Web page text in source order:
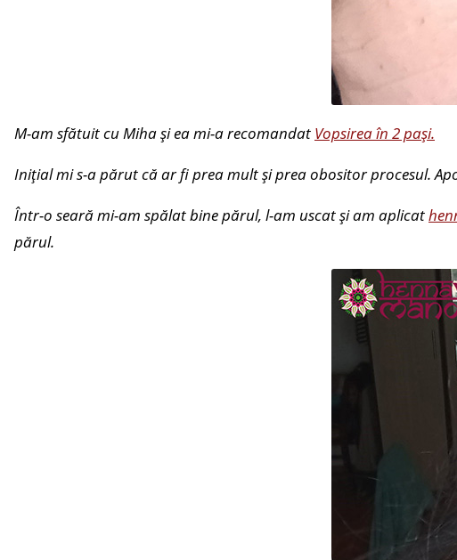
M-am sfătuit cu Miha și ea mi-a recomandat Vopsirea în 2 pași.
Inițial mi s-a părut că ar fi prea mult și prea obositor procesul.
Într-o seară mi-am spălat bine părul, l-am uscat și am aplicat
părul.